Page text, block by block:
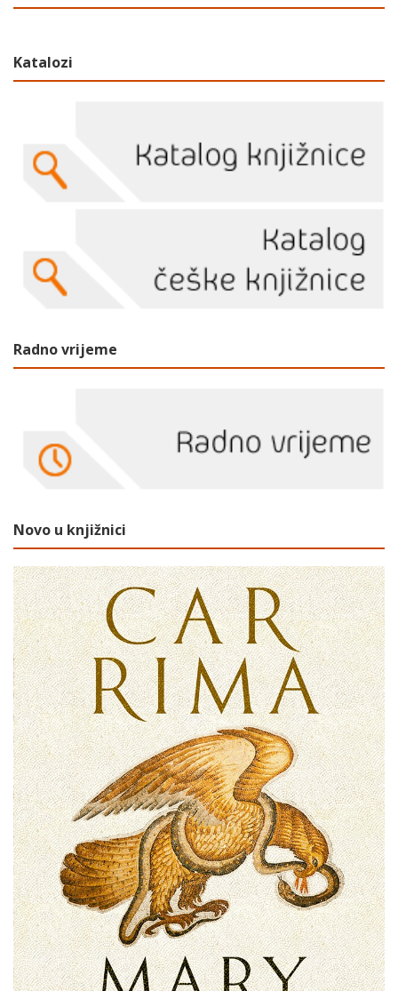
Katalozi
Radno vrijeme
Novo u knjižnici